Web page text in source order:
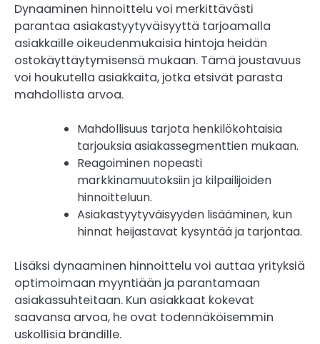
Dynaaminen hinnoittelu voi merkittävästi
parantaa asiakastyytyväisyyttä tarjoamalla
asiakkaille oikeudenmukaisia hintoja heidän
ostokäyttäytymisensä mukaan. Tämä joustavuus
voi houkutella asiakkaita, jotka etsivät parasta
mahdollista arvoa.
Mahdollisuus tarjota henkilökohtaisia
tarjouksia asiakassegmenttien mukaan.
Reagoiminen nopeasti
markkinamuutoksiin ja kilpailijoiden
hinnoitteluun.
Asiakastyytyväisyyden lisääminen, kun
hinnat heijastavat kysyntää ja tarjontaa.
Lisäksi dynaaminen hinnoittelu voi auttaa yrityksiä
optimoimaan myyntiään ja parantamaan
asiakassuhteitaan. Kun asiakkaat kokevat
saavansa arvoa, he ovat todennäköisemmin
uskollisia brändille.